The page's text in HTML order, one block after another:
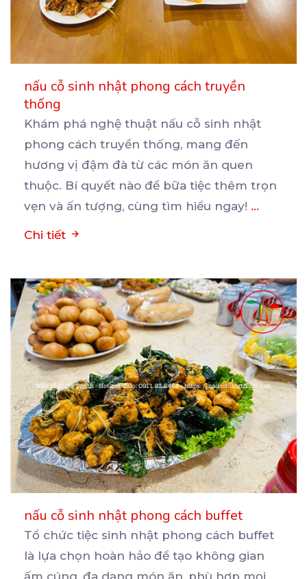
nấu cỗ sinh nhật phong cách truyền
thống
Khám phá nghệ thuật nấu cỗ sinh nhật
phong cách truyền thống, mang đến
hương vị đậm đà từ các món ăn quen
thuộc. Bí quyết nào để bữa tiệc thêm trọn
vẹn và ấn tượng, cùng tìm hiểu ngay! ...
Chi tiết
nấu cỗ sinh nhật phong cách buffet
Tổ chức tiệc sinh nhật phong cách buffet
là lựa chọn hoàn hảo để tạo không gian